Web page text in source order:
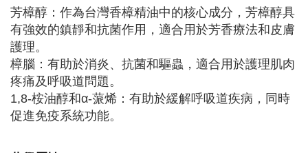
芳樟醇：作為台灣香樟精油中的核心成分，芳樟醇具
有強效的鎮靜和抗菌作用，適合用於芳香療法和皮膚
護理。
樟腦：有助於消炎、抗菌和驅蟲，適合用於護理肌肉
疼痛及呼吸道問題。
1,8-桉油醇和α-蒎烯：有助於緩解呼吸道疾病，同時
促進免疫系統功能。